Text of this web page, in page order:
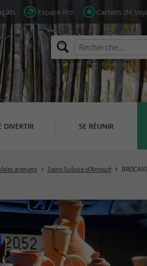
Espace Pro Carnets de
DIVERTIR SE RÉUNIR
greniers Saint-Sulpice-d'Arnoult